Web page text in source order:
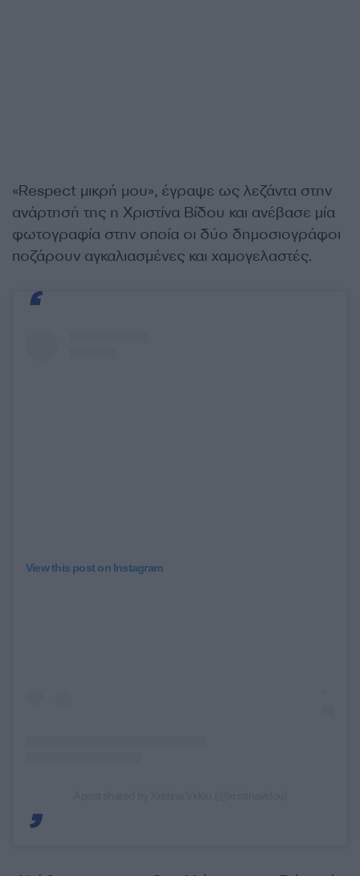
«Respect μικρή μου», έγραψε ως λεζάντα στην
ανάρτησή της η Χριστίνα Βίδου και ανέβασε μία
φωτογραφία στην οποία οι δύο δημοσιογράφοι
ποζάρουν αγκαλιασμένες και χαμογελαστές.
View this post on Instagram